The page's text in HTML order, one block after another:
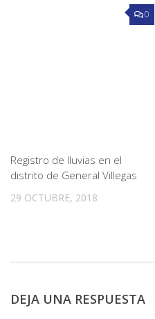
0
Registro de lluvias en el
distrito de General Villegas
29 OCTUBRE, 2018
DEJA UNA RESPUESTA